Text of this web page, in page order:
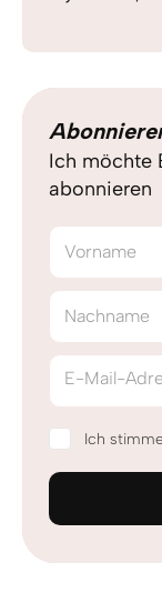
Ich möchte
abonnieren
Vorname
Nachname
E-Mail-
Ich